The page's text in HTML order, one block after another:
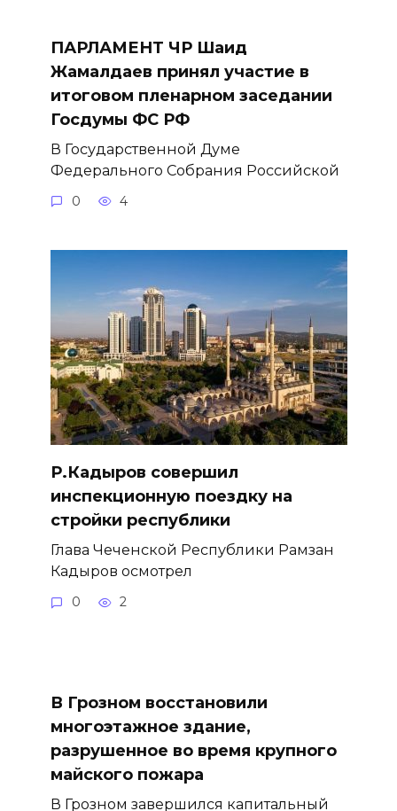
ПАРЛАМЕНТ ЧР Шаид
Жамалдаев принял участие в
итоговом пленарном заседании
Госдумы ФС РФ
В Государственной Думе
Федерального Собрания Российской
0 4
Р.Кадыров совершил
инспекционную поездку на
стройки республики
Глава Чеченской Республики Рамзан
Кадыров осмотрел
0 2
В Грозном восстановили
многоэтажное здание,
разрушенное во время крупного
майского пожара
В Грозном завершился капитальный